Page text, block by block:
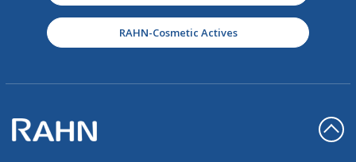
RAHN-Cosmetic Actives